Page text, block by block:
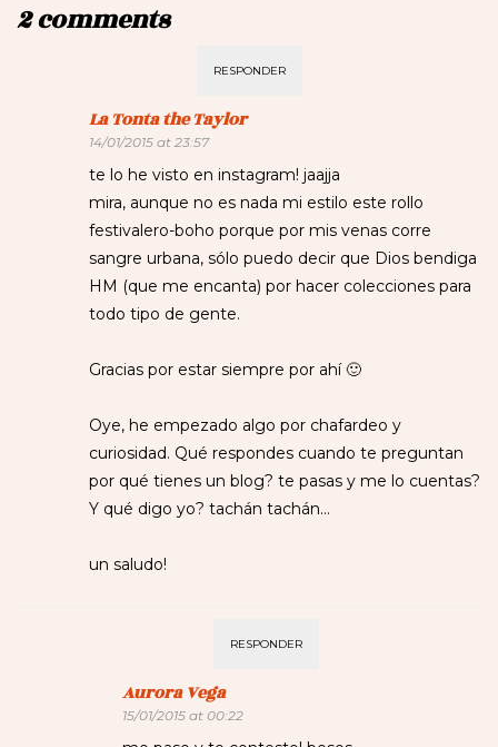
2 comments
RESPONDER
La Tonta the Taylor
14/01/2015 at 23:57
te lo he visto en instagram! jaajja
mira, aunque no es nada mi estilo este rollo
festivalero-boho porque por mis venas corre
sangre urbana, sólo puedo decir que Dios bendiga
HM (que me encanta) por hacer colecciones para
todo tipo de gente.
Gracias por estar siempre por ahí 🙂
Oye, he empezado algo por chafardeo y
curiosidad. Qué respondes cuando te preguntan
por qué tienes un blog? te pasas y me lo cuentas?
Y qué digo yo? tachán tachán…
un saludo!
RESPONDER
Aurora Vega
15/01/2015 at 00:22